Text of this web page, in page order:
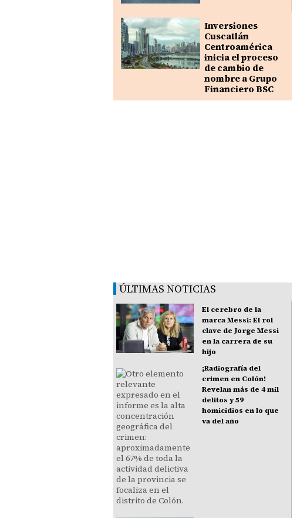
Inversiones
Cuscatlán
Centroamérica
inicia el proceso
de cambio de
nombre a Grupo
Financiero BSC
ÚLTIMAS NOTICIAS
El cerebro de la
marca Messi: El rol
clave de Jorge Messi
en la carrera de su
hijo
¡Radiografía del
crimen en Colón!
Revelan más de 4 mil
delitos y 59
homicidios en lo que
va del año